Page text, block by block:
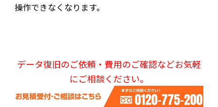
操作できなくなります。
データ復旧のご依頼・費用のご確認などお気軽
にご相談ください。